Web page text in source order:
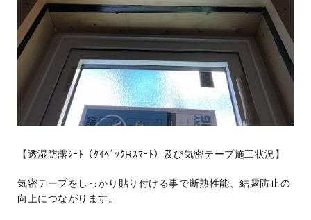
【透湿防露ｼｰﾄ（ﾀｲﾍﾞｯｸRｽﾏｰﾄ）及び気密テープ施工状況】
気密テープをしっかり貼り付ける事で断熱性能、結露防止の
向上につながります。